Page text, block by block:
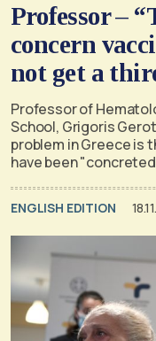
Professor –
concern
not get a
Professor of
School, Grigoris
problem in Greece is
have been
ENGLISH EDITION